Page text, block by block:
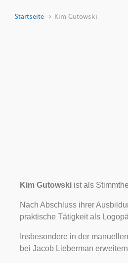
Startseite Kim Gutowski
Kim Gutowski ist als
Nach Abschluss ihrer
praktische Tätigkeit als
Insbesondere in der
bei Jacob Lieberman